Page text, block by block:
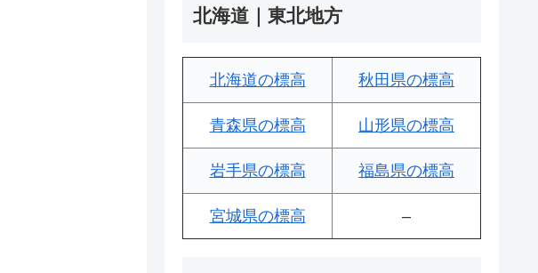
北海道｜東北地方
北海道の標高 秋田県の標高
青森県の標高 山形県の標高
岩手県の標高 福島県の標高
宮城県の標高 –